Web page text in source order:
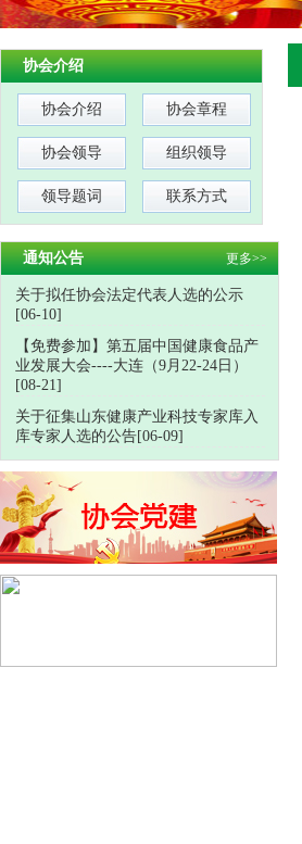
协会介绍
协会介绍 协会章程
协会领导 组织领导
领导题词 联系方式
通知公告 更多>>
关于拟任协会法定代表人选的公示
[06-10]
【免费参加】第五届中国健康食品产
业发展大会----大连（9月22-24日）
[08-21]
关于征集山东健康产业科技专家库入
库专家人选的公告[06-09]